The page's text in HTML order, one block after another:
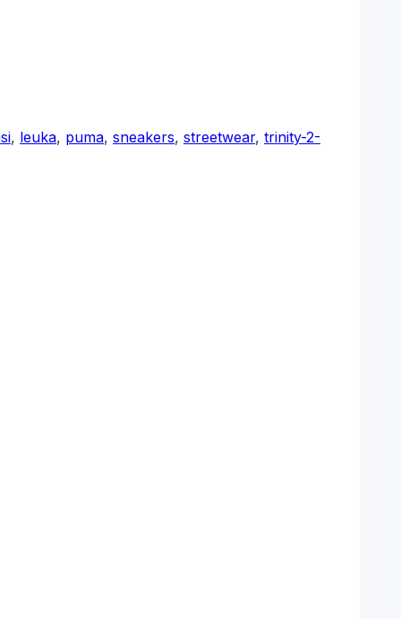
, leuka, puma, sneakers, streetwear, trinity-2-